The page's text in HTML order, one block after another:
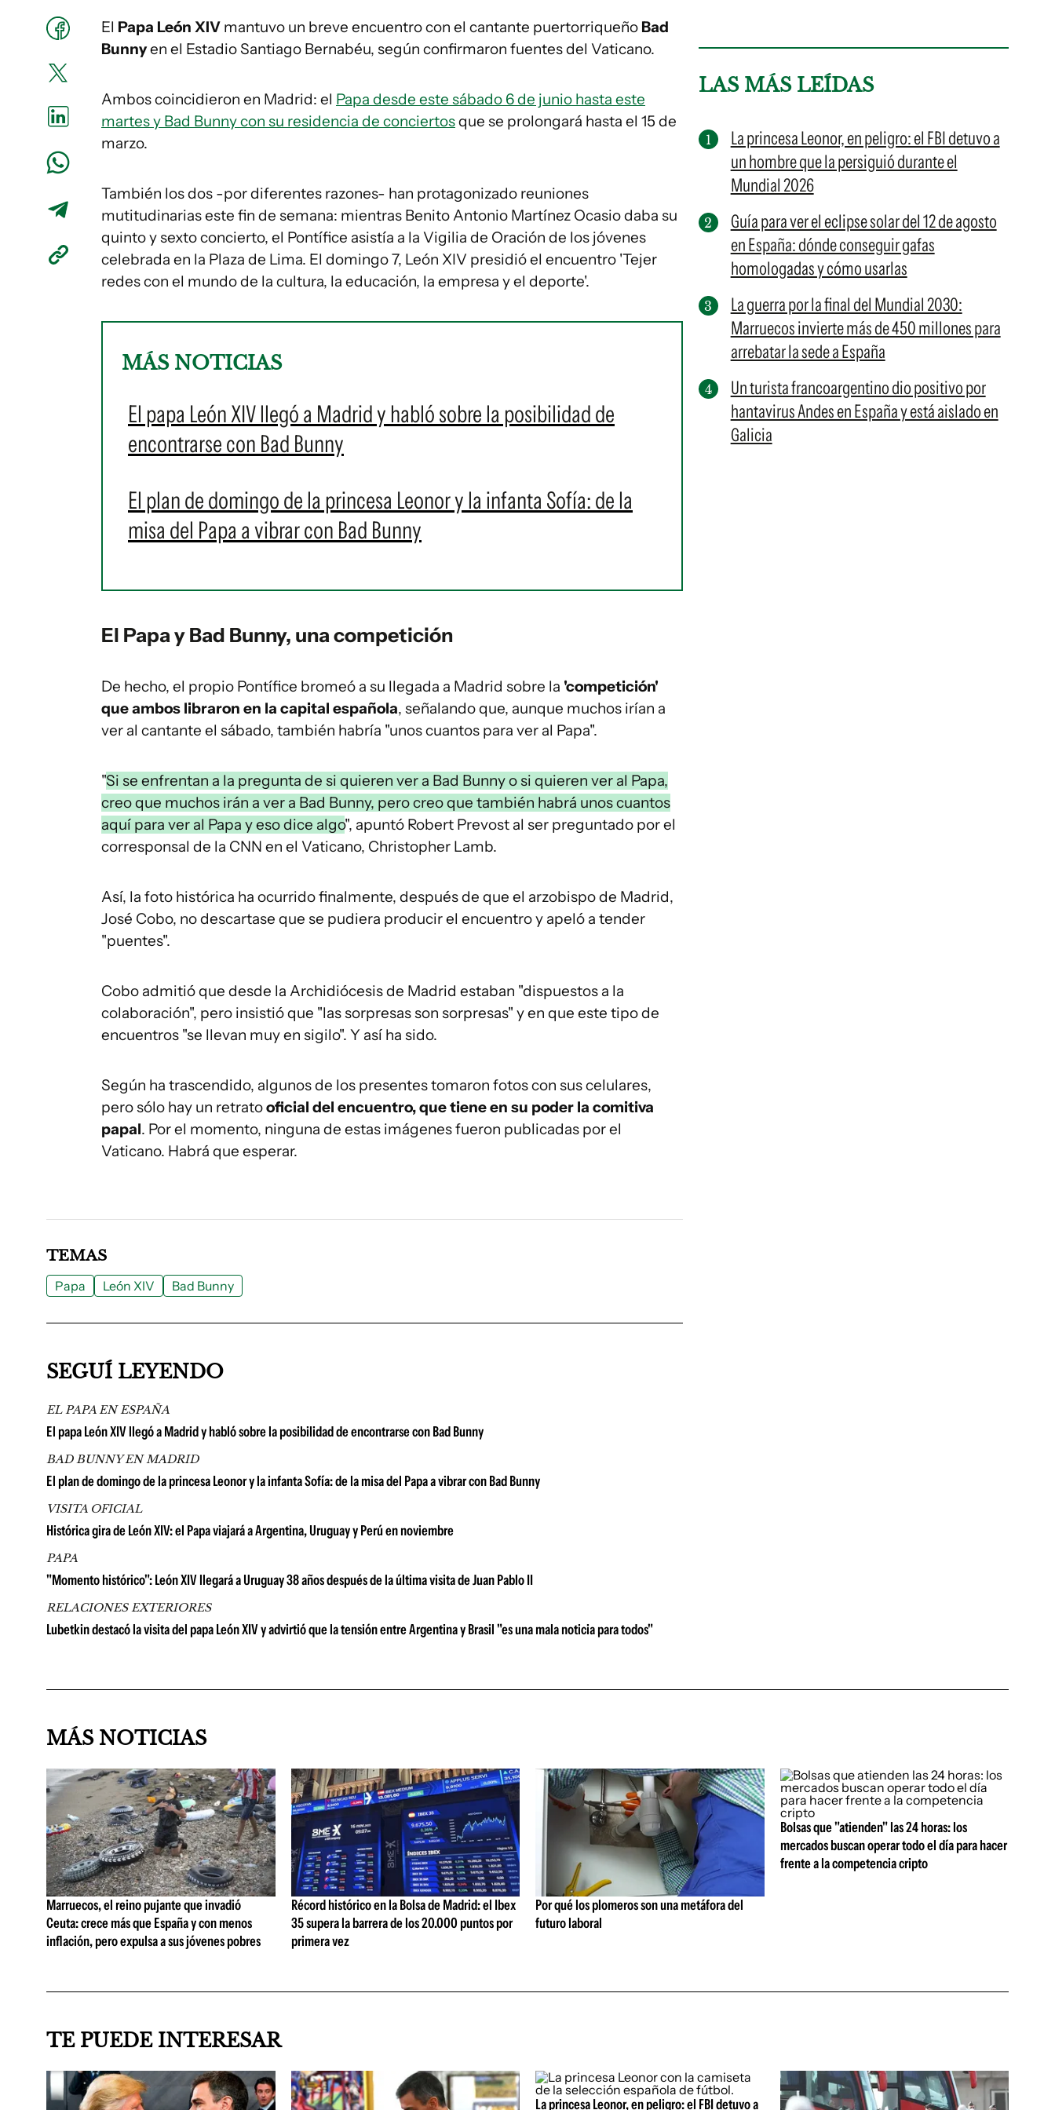
El Papa León XIV mantuvo un breve encuentro con el cantante puertorriqueño Bad
Bunnyen el Estadio Santiago Bernabéu, según confirmaron fuentes del Vaticano.
Ambos coincidieron en Madrid: el Papa desde este sábado 6 de junio hasta este
martes y Bad Bunny con su residencia de conciertosque se prolongará hasta el 15 de
marzo.
También los dos -por diferentes razones- han protagonizado reuniones
mutitudinarias este fin de semana: mientras Benito Antonio Martínez Ocasio daba su
quinto y sexto concierto, el Pontífice asistía a la Vigilia de Oración de los jóvenes
celebrada en la Plaza de Lima. El domingo 7, León XIV presidió el encuentro 'Tejer
redes con el mundo de la cultura, la educación, la empresa y el deporte'.
MÁS NOTICIAS
El papa León XIV llegó a Madrid y habló sobre la posibilidad de
encontrarse con Bad Bunny
El plan de domingo de la princesa Leonor y la infanta Sofía: de la
misa del Papa a vibrar con Bad Bunny
El Papa y Bad Bunny, una competición
De hecho, el propio Pontífice bromeó a su llegada a Madrid sobre la 'competición'
que ambos libraron en la capital española, señalando que, aunque muchos irían a
ver al cantante el sábado, también habría "unos cuantos para ver al Papa".
"Si se enfrentan a la pregunta de si quieren ver a Bad Bunny o si quieren ver al Papa,
creo que muchos irán a ver a Bad Bunny, pero creo que también habrá unos cuantos
aquí para ver al Papa y eso dice algo", apuntó Robert Prevost al ser preguntado por el
corresponsal de la CNN en el Vaticano, Christopher Lamb.
Así, la foto histórica ha ocurrido finalmente, después de que el arzobispo de Madrid,
José Cobo, no descartase que se pudiera producir el encuentro y apeló a tender
"puentes".
Cobo admitió que desde la Archidiócesis de Madrid estaban "dispuestos a la
colaboración", pero insistió que "las sorpresas son sorpresas" y en que este tipo de
encuentros "se llevan muy en sigilo". Y así ha sido.
Según ha trascendido, algunos de los presentes tomaron fotos con sus celulares,
pero sólo hay un retratooficial del encuentro, que tiene en su poder la comitiva
papal. Por el momento, ninguna de estas imágenes fueron publicadas por el
Vaticano. Habrá que esperar.
LAS MÁS LEÍDAS
La princesa Leonor, en peligro: el FBI detuvo a
un hombre que la persiguió durante el
Mundial 2026
Guía para ver el eclipse solar del 12 de agosto
en España: dónde conseguir gafas
homologadas y cómo usarlas
La guerra por la final del Mundial 2030:
Marruecos invierte más de 450 millones para
arrebatar la sede a España
Un turista francoargentino dio positivo por
hantavirus Andes en España y está aislado en
Galicia
TEMAS
Papa León XIV Bad Bunny
SEGUÍ LEYENDO
EL PAPA EN ESPAÑA
El papa León XIV llegó a Madrid y habló sobre la posibilidad de encontrarse con Bad Bunny
BAD BUNNY EN MADRID
El plan de domingo de la princesa Leonor y la infanta Sofía: de la misa del Papa a vibrar con Bad Bunny
VISITA OFICIAL
Histórica gira de León XIV: el Papa viajará a Argentina, Uruguay y Perú en noviembre
PAPA
"Momento histórico": León XIV llegará a Uruguay 38 años después de la última visita de Juan Pablo II
RELACIONES EXTERIORES
Lubetkin destacó la visita del papa León XIV y advirtió que la tensión entre Argentina y Brasil "es una mala noticia para todos"
MÁS NOTICIAS
Marruecos, el reino pujante que invadió
Ceuta: crece más que España y con menos
inflación, pero expulsa a sus jóvenes pobres
Récord histórico en la Bolsa de Madrid: el Ibex
35 supera la barrera de los 20.000 puntos por
primera vez
Por qué los plomeros son una metáfora del
futuro laboral
Bolsas que "atienden" las 24 horas: los
mercados buscan operar todo el día para hacer
frente a la competencia cripto
TE PUEDE INTERESAR
La princesa Leonor, en peligro: el FBI detuvo a